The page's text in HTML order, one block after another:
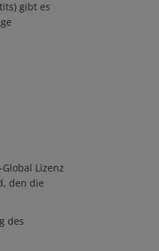
gibt es
Lizenz
den die
des